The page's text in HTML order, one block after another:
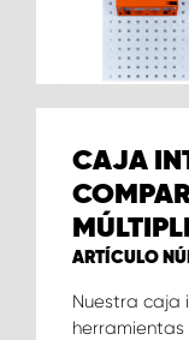
CAJA
ARTÍCULO
Nuestra caja